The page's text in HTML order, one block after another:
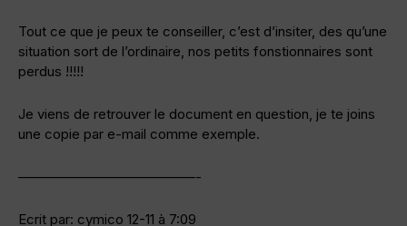
Tout ce que je peux te conseiller, c’est d’insiter, des qu’une
situation sort de l’ordinaire, nos petits fonstionnaires sont
perdus !!!!!
Je viens de retrouver le document en question, je te joins
une copie par e-mail comme exemple.
—————————————-
Ecrit par: cymico 12-11 à 7:09